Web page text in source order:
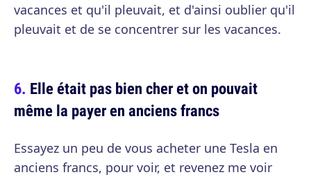
vacances et qu'il pleuvait, et d'ainsi oublier qu'il
pleuvait et de se concentrer sur les vacances.
Elle était pas bien cher et on pouvait
même la payer en anciens francs
Essayez un peu de vous acheter une Tesla en
anciens francs, pour voir, et revenez me voir